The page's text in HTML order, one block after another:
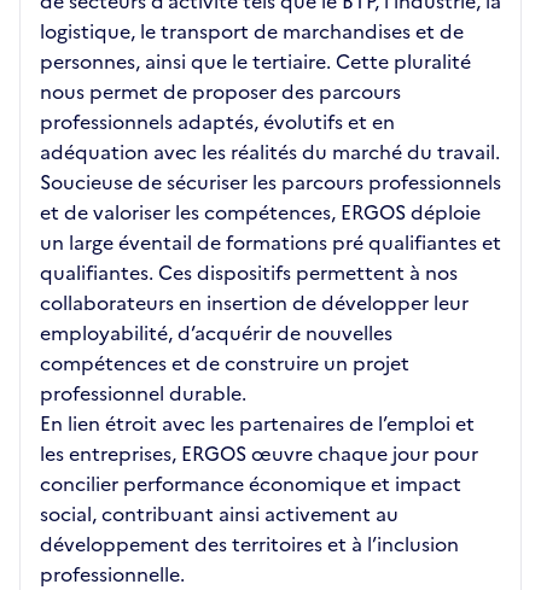
logistique, le transport de marchandises et de
personnes, ainsi que le tertiaire. Cette pluralité
nous permet de proposer des parcours
professionnels adaptés, évolutifs et en
adéquation avec les réalités du marché du travail.
Soucieuse de sécuriser les parcours professionnels
et de valoriser les compétences, ERGOS déploie
un large éventail de formations pré qualifiantes et
qualifiantes. Ces dispositifs permettent à nos
collaborateurs en insertion de développer leur
employabilité, d’acquérir de nouvelles
compétences et de construire un projet
professionnel durable.
En lien étroit avec les partenaires de l’emploi et
les entreprises, ERGOS œuvre chaque jour pour
concilier performance économique et impact
social, contribuant ainsi activement au
développement des territoires et à l’inclusion
professionnelle.